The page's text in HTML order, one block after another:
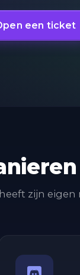
een ticket
zijn